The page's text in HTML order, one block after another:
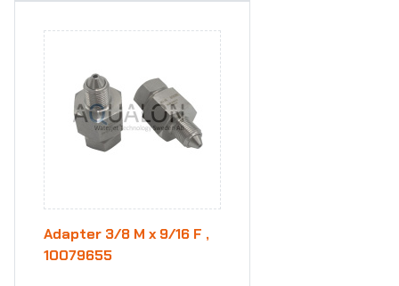
Adapter 3/8 M x 9/16 F ,
10079655